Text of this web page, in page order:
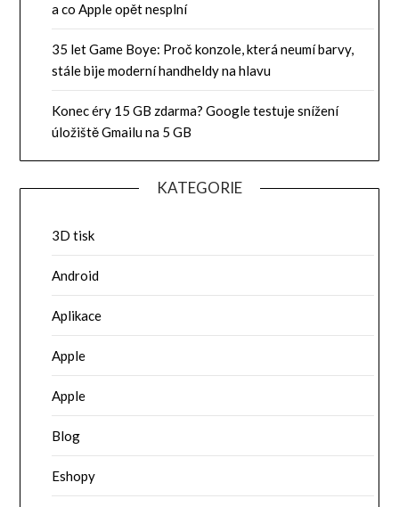
a co Apple opět nesplní
35 let Game Boye: Proč konzole, která neumí barvy,
stále bije moderní handheldy na hlavu
Konec éry 15 GB zdarma? Google testuje snížení
úložiště Gmailu na 5 GB
KATEGORIE
3D tisk
Android
Aplikace
Apple
Apple
Blog
Eshopy